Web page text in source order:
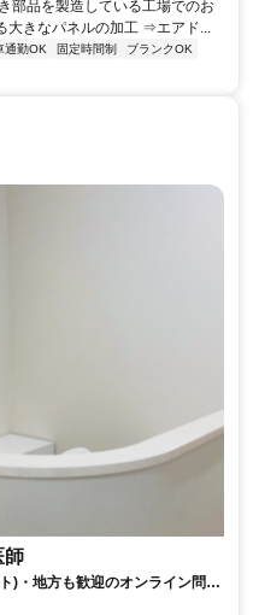
部品を製造している工場でのお
きなパネルの加工 ⇒エアド...
通勤OK 固定時間制
ブランクOK
師
)・地方も歓迎のオンライン問診